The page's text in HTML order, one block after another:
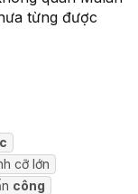
từng được
cỡ lớn
công